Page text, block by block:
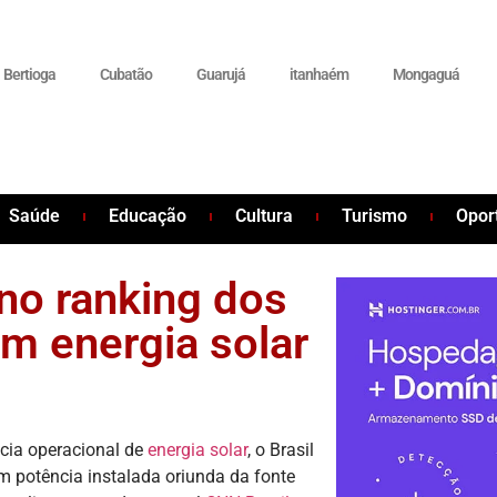
Bertioga Cubatão Guarujá itanhaém Mongaguá
Saúde Educação Cultura Turismo
ranking dos
energia solar
operacional de energia solar, o Brasil
potência instalada oriunda da fonte